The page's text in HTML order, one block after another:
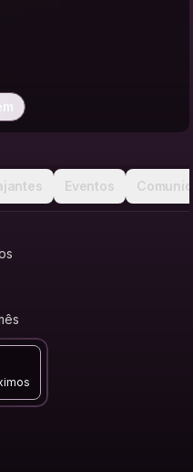
Eventos